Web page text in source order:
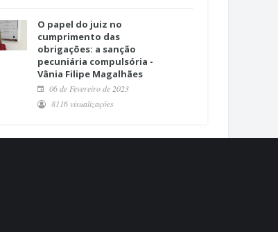
O papel do juiz no
cumprimento das
obrigações: a sanção
pecuniária compulsória -
Vânia Filipe Magalhães
06 de Fevereiro de 2023
8116 visualizações